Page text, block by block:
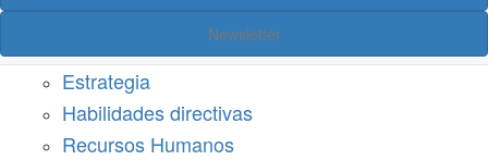
Newsletter
Estrategia
Habilidades directivas
Recursos Humanos